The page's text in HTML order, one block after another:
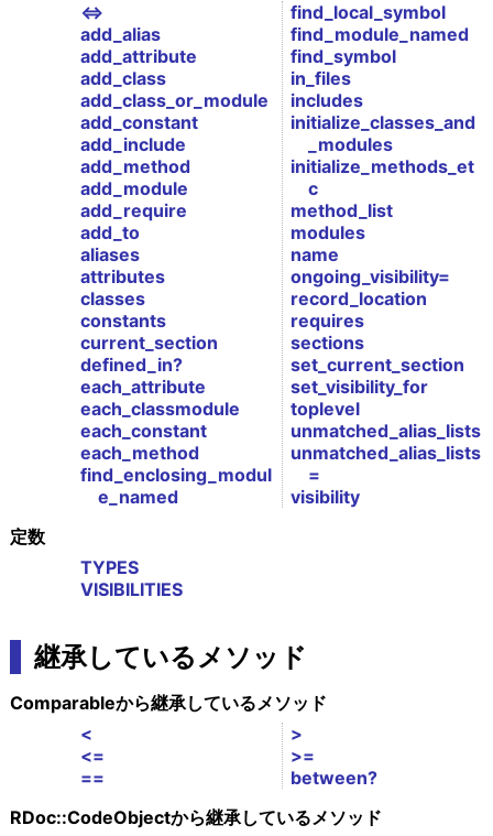
<=>
add_alias
add_attribute
add_class
add_class_or_module
add_constant
add_include
add_method
add_module
add_require
add_to
aliases
attributes
classes
constants
current_section
defined_in?
each_attribute
each_classmodule
each_constant
each_method
find_enclosing_modul
e_named
find_local_symbol
find_module_named
find_symbol
in_files
includes
initialize_classes_and
_modules
initialize_methods_et
c
method_list
modules
name
ongoing_visibility=
record_location
requires
sections
set_current_section
set_visibility_for
toplevel
unmatched_alias_lists
unmatched_alias_lists
=
visibility
定数
TYPES
VISIBILITIES
継承しているメソッド
Comparableから継承しているメソッド
<
<=
==
>
>=
between?
RDoc::CodeObjectから継承しているメソッド